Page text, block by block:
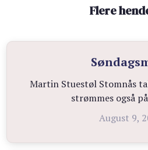
Flere
Martin Stuestøl Stomnås
strømmes også
August 9,